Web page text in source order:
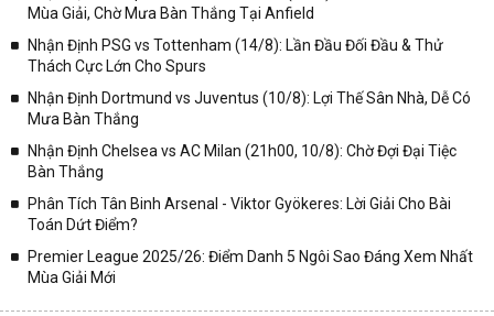
✓ Giải VĐQG Tây Ban Nha;
✓ VĐQG Đức;
✓ VĐQG Pháp;
✓ Liên Đoàn Anh;
✓ U23 Châu Á;
✓ Euro 2020;
✓ VLWC KV Châu Á;
Mùa Giải, Chờ Mưa Bàn Thắng Tại Anfield
Nhận Định PSG vs Tottenham (14/8): Lần Đầu Đối Đầu & Thử
Thách Cực Lớn Cho Spurs
Nhận Định Dortmund vs Juventus (10/8): Lợi Thế Sân Nhà, Dễ Có
Mưa Bàn Thắng
Nhận Định Chelsea vs AC Milan (21h00, 10/8): Chờ Đợi Đại Tiệc
Bàn Thắng
Phân Tích Tân Binh Arsenal - Viktor Gyökeres: Lời Giải Cho Bài
Toán Dứt Điểm?
Premier League 2025/26: Điểm Danh 5 Ngôi Sao Đáng Xem Nhất
Mùa Giải Mới